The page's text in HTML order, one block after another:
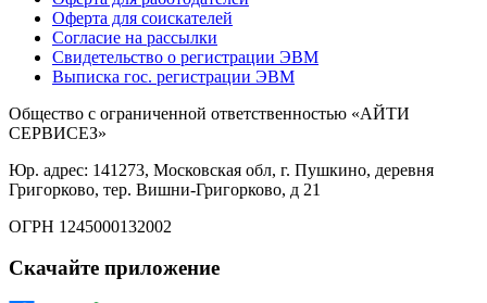
Оферта для соискателей
Согласие на рассылки
Свидетельство о регистрации ЭВМ
Выписка гос. регистрации ЭВМ
Общество с ограниченной ответственностью «АЙТИ
СЕРВИСЕЗ»
Юр. адрес: 141273, Московская обл, г. Пушкино, деревня
Григорково, тер. Вишни-Григорково, д 21
ОГРН 1245000132002
Скачайте приложение